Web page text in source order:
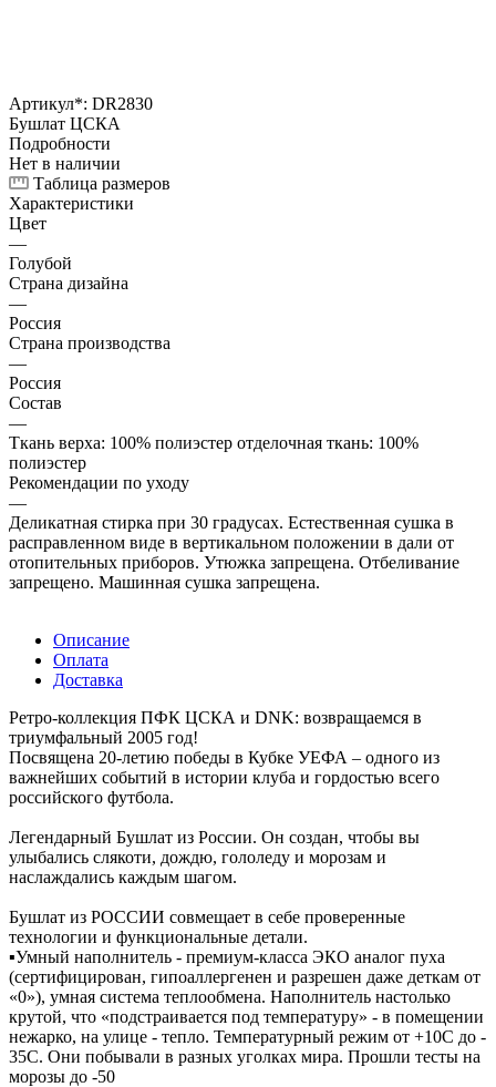
Артикул*: DR2830
Бушлат ЦСКА
Подробности
Нет в наличии
Таблица размеров
Характеристики
Цвет
—
Голубой
Страна дизайна
—
Россия
Страна производства
—
Россия
Состав
—
Ткань верха: 100% полиэстер отделочная ткань: 100%
полиэстер
Рекомендации по уходу
—
Деликатная стирка при 30 градусах. Естественная сушка в
расправленном виде в вертикальном положении в дали от
отопительных приборов. Утюжка запрещена. Отбеливание
запрещено. Машинная сушка запрещена.
Описание
Оплата
Доставка
Ретро-коллекция ПФК ЦСКА и DNK: возвращаемся в
триумфальный 2005 год!
Посвящена 20-летию победы в Кубке УЕФА – одного из
важнейших событий в истории клуба и гордостью всего
российского футбола.
Легендарный Бушлат из России. Он создан, чтобы вы
улыбались слякоти, дождю, гололеду и морозам и
наслаждались каждым шагом.
Бушлат из РОССИИ совмещает в себе проверенные
технологии и функциональные детали.
▪️Умный наполнитель - премиум-класса ЭКО аналог пуха
(сертифицирован, гипоаллергенен и разрешен даже деткам от
«0»), умная система теплообмена. Наполнитель настолько
крутой, что «подстраивается под температуру» - в помещении
нежарко, на улице - тепло. Температурный режим от +10C до -
35С. Они побывали в разных уголках мира. Прошли тесты на
морозы до -50